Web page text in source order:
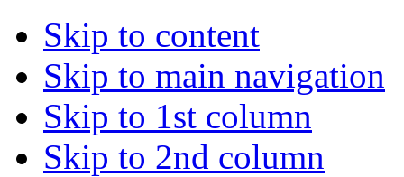
Skip to content
Skip to main navigation
Skip to 1st column
Skip to 2nd column